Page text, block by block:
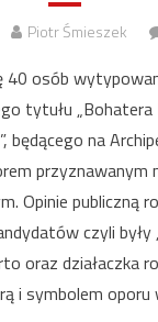
Piotr Śmieszek
40 osób
tytułu
będącego na
przyznawanym
Opinie publiczną
czyli były
oraz działaczka
i symbolem